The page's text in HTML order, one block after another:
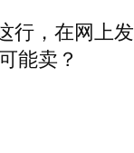
，在网上
能卖？